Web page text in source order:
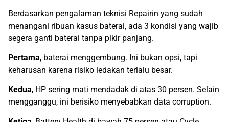
Berdasarkan pengalaman teknisi Repairin yang sudah
menangani ribuan kasus baterai, ada 3 kondisi yang wajib
segera ganti baterai tanpa pikir panjang.
Pertama, baterai menggembung. Ini bukan opsi, tapi
keharusan karena risiko ledakan terlalu besar.
Kedua, HP sering mati mendadak di atas 30 persen. Selain
mengganggu, ini berisiko menyebabkan data corruption.